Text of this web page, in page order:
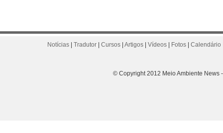
Notícias Tradutor Cursos Artigos Vídeos Fotos Calendário
© Copyright 2012 Meio Ambiente News